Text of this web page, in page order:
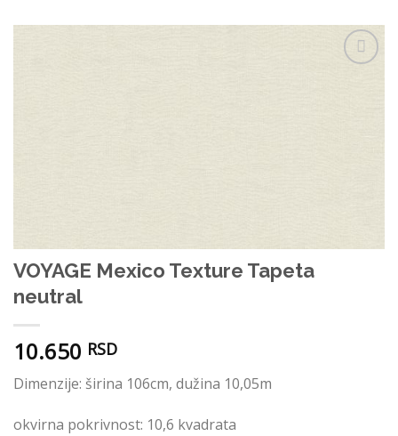
VOYAGE Mexico Texture Tapeta
neutral
10.650 RSD
Dimenzije: širina 106cm, dužina 10,05m
okvirna pokrivnost: 10,6 kvadrata